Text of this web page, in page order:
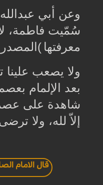
وعن أبي
سُمّيت فاطمة،
معرفتها ( المصدر :
ولا يصعب
بعد الإلمام
شاهدة على
إلاّ لله، ولا
قال الامام